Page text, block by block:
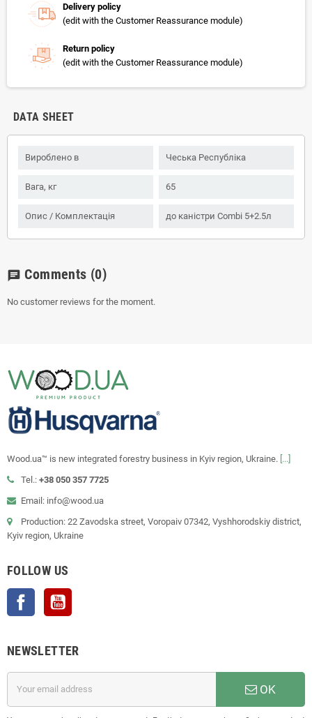
Delivery policy
(edit with the Customer Reassurance module)
Return policy
(edit with the Customer Reassurance module)
DATA SHEET
Вироблено в Чеська Республіка
Вага, кг 65
Опис / Комплектація до каністри Combi 5+2.5л
chat Comments (0)
No customer reviews for the moment.
Wood.ua™ is new integrated forestry business in Kyiv region, Ukraine. [...]
Tel.: +38 050 357 7725
Email: info@wood.ua
Production: 22 Zavodska street, Voropaiv 07342, Vyshhorodskiy district,
Kyiv region, Ukraine
FOLLOW US
Facebook
NEWSLETTER
OK